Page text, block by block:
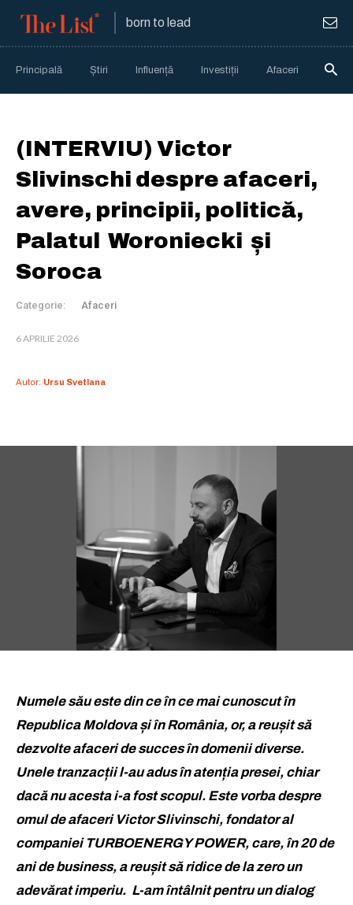
born to lead
Principală Știri Influență Investiții Afaceri
(INTERVIU) Victor
Slivinschi despre afaceri,
avere, principii, politică,
Palatul Woroniecki și
Soroca
Categorie: Afaceri
6 APRILIE 2026
Autor: Ursu Svetlana
Numele său este din ce în ce mai cunoscut în
Republica Moldova și în România, or, a reușit să
dezvolte afaceri de succes în domenii diverse.
Unele tranzacții l-au adus în atenția presei, chiar
dacă nu acesta i-a fost scopul. Este vorba despre
omul de afaceri Victor Slivinschi, fondator al
companiei TURBOENERGY POWER, care, în 20 de
ani de business, a reușit să ridice de la zero un
adevărat imperiu. L-am întâlnit pentru un dialog